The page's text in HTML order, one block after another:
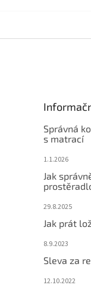
Správná
s matrací
1.1.2026
Jak
29.8.2025
Jak prát
8.9.2023
Sleva za
12.10.2022